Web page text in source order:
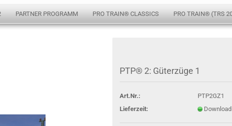
Passwort vergessen?
PARTNER PROGRAMM PRO TRAIN® CLASSICS PRO TRAIN® (TRS
PTP® 2: Güterzüge 1
Art.Nr.:
PTP2GZ1
Lieferzeit:
Download